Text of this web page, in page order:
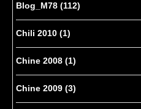
Blog_M78 (112)
Chili 2010 (1)
Chine 2008 (1)
Chine 2009 (3)